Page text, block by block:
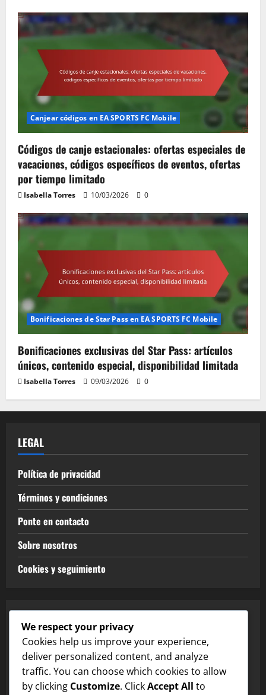
Canjear códigos en EA SPORTS FC Mobile
Códigos de canje estacionales: ofertas especiales de
vacaciones, códigos específicos de eventos, ofertas
por tiempo limitado
Isabella Torres 10/03/2026 0
Bonificaciones de Star Pass en EA SPORTS FC Mobile
Bonificaciones exclusivas del Star Pass: artículos
únicos, contenido especial, disponibilidad limitada
Isabella Torres 09/03/2026 0
LEGAL
Política de privacidad
Términos y condiciones
Ponte en contacto
Sobre nosotros
Cookies y seguimiento
Bonificaciones de Star Pass en EA SPORTS FC Mobile
Canjear códigos en EA SPORTS FC Mobile
We respect your privacy
Cookies help us improve your experience,
deliver personalized content, and analyze
traffic. You can choose which cookies to allow
by clicking Customize. ClickAccept All to